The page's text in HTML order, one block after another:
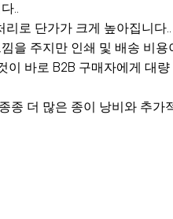
..
로 단가가 크게 높아집니다..
을 주지만 인쇄 및 배송 비용
바로 B2B 구매자에게 대
종 더 많은 종이 낭비와 추가